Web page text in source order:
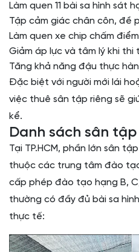
Làm quen 11 bài sa hình sát
Tập cảm giác chân côn, đề
Làm quen xe chip chấm
Giảm áp lực và tâm lý khi thi
Tăng khả năng đậu thực
Đặc biệt với người mới lái
việc thuê sân tập riêng sẽ
kể.
Danh sách sân tập
Tại TP.HCM, phần lớn sân
thuộc các trung tâm đào
cấp phép đào tạo hạng B,
thường có đầy đủ bài sa
thực tế: